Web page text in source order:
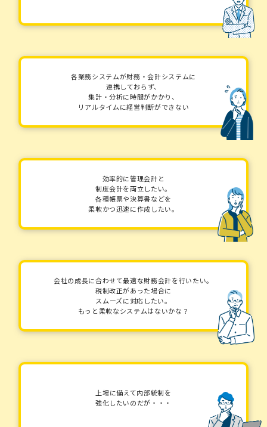
各業務システムが財務・会計システムに
連携しておらず、
集計・分析に時間がかかり、
リアルタイムに経営判断ができない
効率的に管理会計と
制度会計を両立したい。
各種帳票や決算書などを
柔軟かつ迅速に作成したい。
会社の成長に合わせて最適な財務会計を行いたい。
税制改正があった場合に
スムーズに対応したい。
もっと柔軟なシステムはないかな？
上場に備えて内部統制を
強化したいのだが・・・